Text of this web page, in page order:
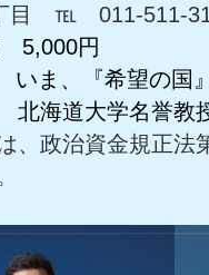
目 ℡ 011-511-
5,000円
いま、『希望の国
北海道大学名誉
、政治資金規正法